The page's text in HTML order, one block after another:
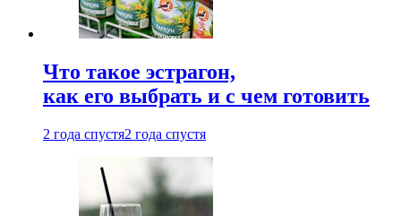
Что такое эстрагон,
как его выбрать и с чем готовить
2 года спустя2 года спустя